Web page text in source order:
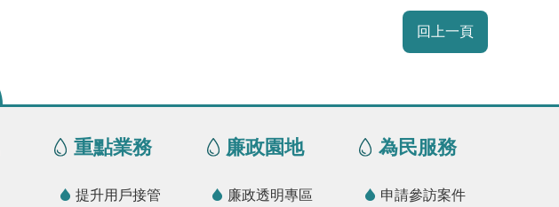
回上一頁
重點業務
提升用戶接管
廉政園地
廉政透明專區
為民服務
申請參訪案件